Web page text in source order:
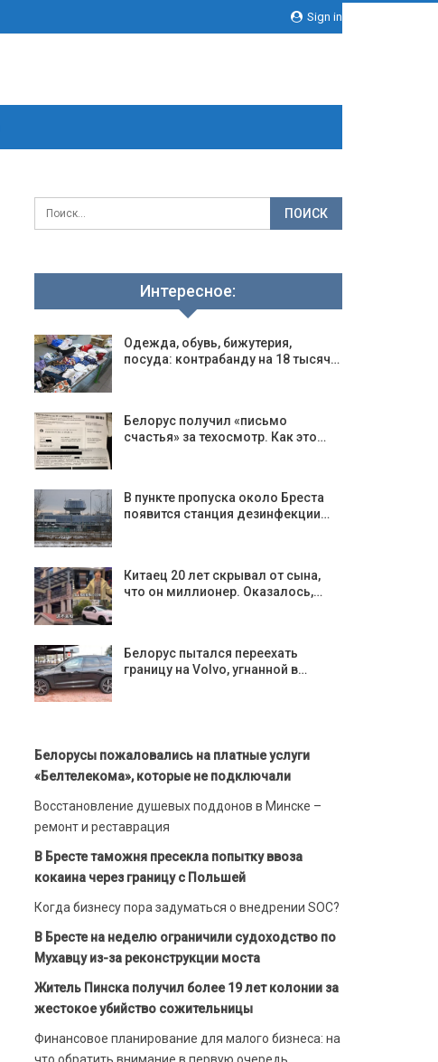
Sign in
Интересное:
Одежда, обувь, бижутерия,
посуда: контрабанду на 18 тысяч…
Белорус получил «письмо
счастья» за техосмотр. Как это…
В пункте пропуска около Бреста
появится станция дезинфекции…
Китаец 20 лет скрывал от сына,
что он миллионер. Оказалось,…
Белорус пытался переехать
границу на Volvo, угнанной в…
Белорусы пожаловались на платные услуги
«Белтелекома», которые не подключали
Восстановление душевых поддонов в Минске –
ремонт и реставрация
В Бресте таможня пресекла попытку ввоза
кокаина через границу с Польшей
Когда бизнесу пора задуматься о внедрении SOC?
В Бресте на неделю ограничили судоходство по
Мухавцу из-за реконструкции моста
Житель Пинска получил более 19 лет колонии за
жестокое убийство сожительницы
Финансовое планирование для малого бизнеса: на